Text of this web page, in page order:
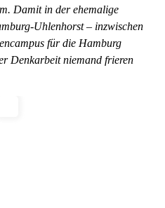
Damit in der ehemalige
Uhlenhorst – inzwischen
für die Hamburg
Denkarbeit niemand frieren